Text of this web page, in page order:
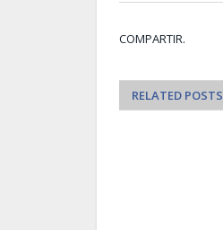
COMPARTIR.
RELATED POSTS